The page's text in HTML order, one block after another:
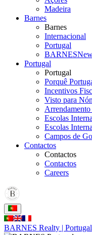
Madeira
Barnes
Barnes
Internacional
Portugal
Portugal
Portugal
Porquê
Incentivos
Visto para
Escolas
Escolas
Campos de
Contactos
Contactos
Contactos
Careers
BARNES Realty | Portugal